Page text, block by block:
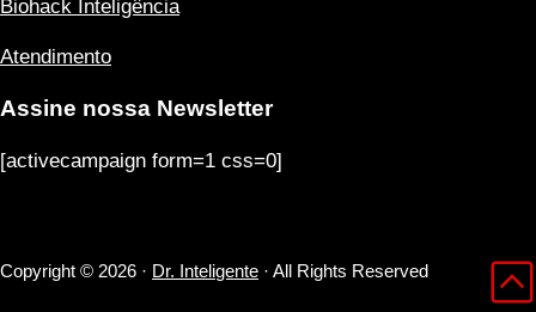
Biohack Inteligência
Atendimento
Assine nossa Newsletter
[activecampaign form=1 css=0]
Copyright © 2026 · Dr. Inteligente · All Rights Reserved